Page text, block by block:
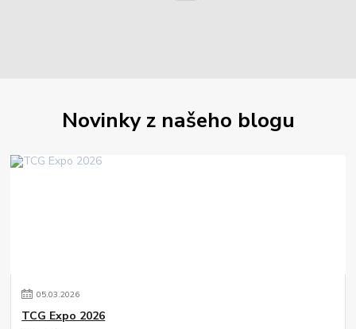
Novinky z našeho blogu
05.03.2026
TCG Expo 2026